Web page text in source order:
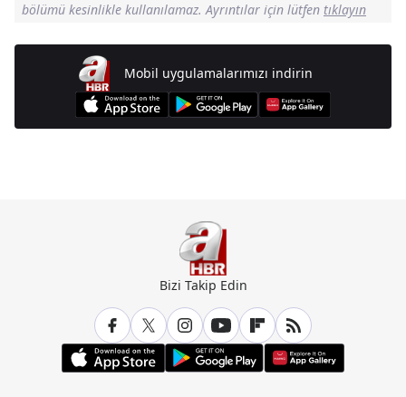
bölümü kesinlikle kullanılamaz. Ayrıntılar için lütfen tıklayın
Mobil uygulamalarımızı indirin
Bizi Takip Edin